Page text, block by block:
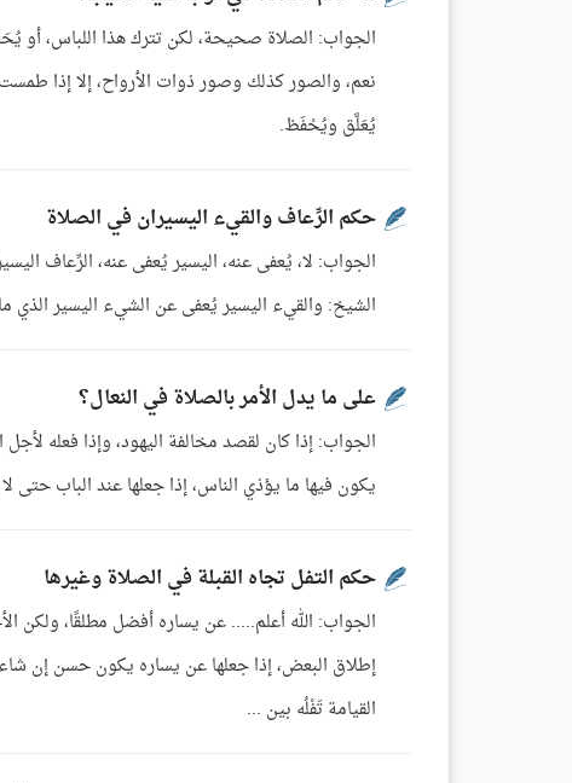
الجواب: الصلاة صحيحة، لكن تترك هذا اللباس،
نعم، والصور كذلك وصور ذوات الأرواح، إلا إذا
يُعَلَّق ويُحْفَظ.
حكم الرِّعاف والقيء اليسيران في الصلاة
الجواب: لا، يُعفى عنه، اليسير يُعفى عنه، الرِّعاف
الشيخ: والقيء اليسير يُعفى عن الشيء اليسير
على ما يدل الأمر بالصلاة في النعال؟
الجواب: إذا كان لقصد مخالفة اليهود، وإذا فعله
يكون فيها ما يؤذي الناس، إذا جعلها عند الباب
حكم التفل تجاه القبلة في الصلاة وغيرها
الجواب: الله أعلم..... عن يساره أفضل مطلقًا، ولكن
إطلاق البعض، إذا جعلها عن يساره يكون حسن إن
القيامة تَفْلُه بين ...